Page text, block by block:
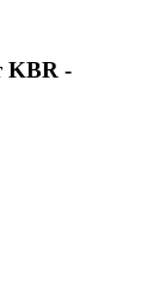
KBR -